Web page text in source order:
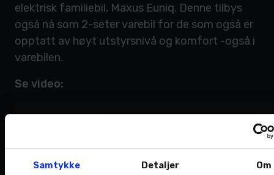
Samtykke Detaljer Om
elektrisk familiebil, Maxus Euniq. Denne tilbys
også nå som 2-seter varebil for de som også er
opptatt av høyt utstyrsnivå og komfort -også i
varebilen.
Se video: